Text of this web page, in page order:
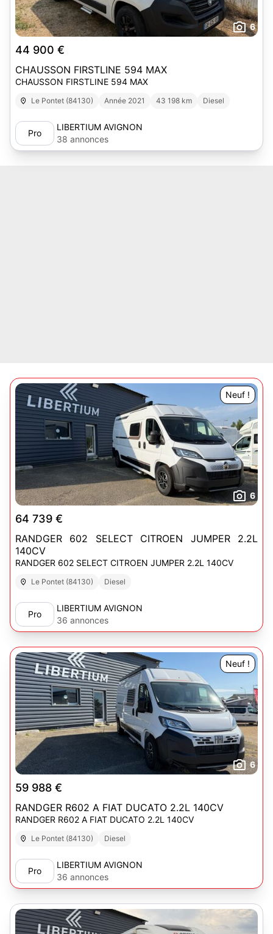
6
44 900 €
CHAUSSON FIRSTLINE 594 MAX
CHAUSSON FIRSTLINE 594 MAX
Le Pontet (84130) Année 2021 43 198 km Diesel
Pro
LIBERTIUM AVIGNON
38 annonces
Neuf !
6
64 739 €
RANDGER 602 SELECT CITROEN JUMPER 2.2L
140CV
RANDGER 602 SELECT CITROEN JUMPER 2.2L 140CV
Le Pontet (84130) Diesel
Pro
LIBERTIUM AVIGNON
36 annonces
Neuf !
6
59 988 €
RANDGER R602 A FIAT DUCATO 2.2L 140CV
RANDGER R602 A FIAT DUCATO 2.2L 140CV
Le Pontet (84130) Diesel
Pro
LIBERTIUM AVIGNON
36 annonces